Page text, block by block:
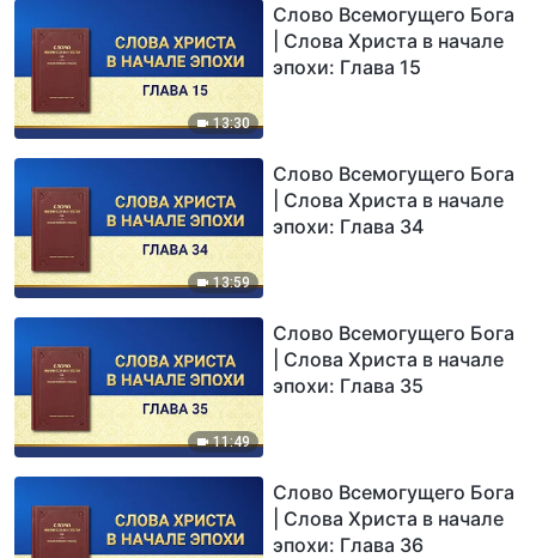
13:30
Слово Всемогущего Бога
| Слова Христа в начале
эпохи: Глава 15
13:59
Слово Всемогущего Бога
| Слова Христа в начале
эпохи: Глава 34
11:49
Слово Всемогущего Бога
| Слова Христа в начале
эпохи: Глава 35
Слово Всемогущего Бога
| Слова Христа в начале
эпохи: Глава 36